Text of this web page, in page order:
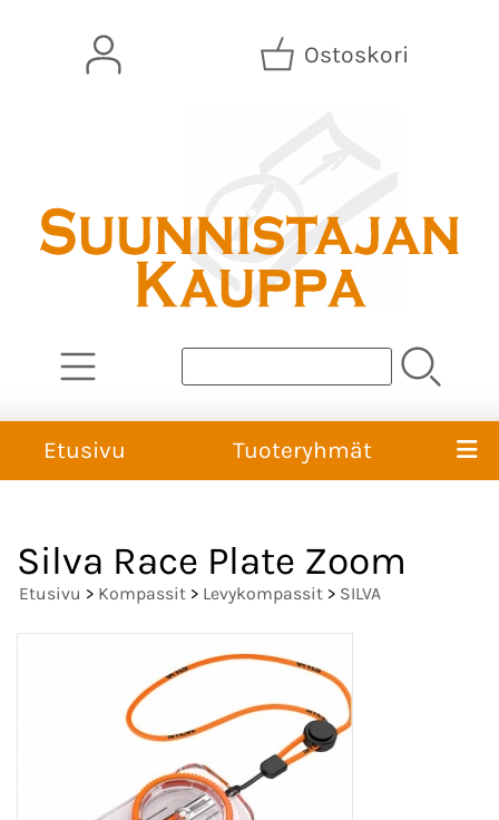
Ostoskori
Etusivu Tuoteryhmät
Silva Race Plate Zoom
Etusivu > Kompassit > Levykompassit > SILVA